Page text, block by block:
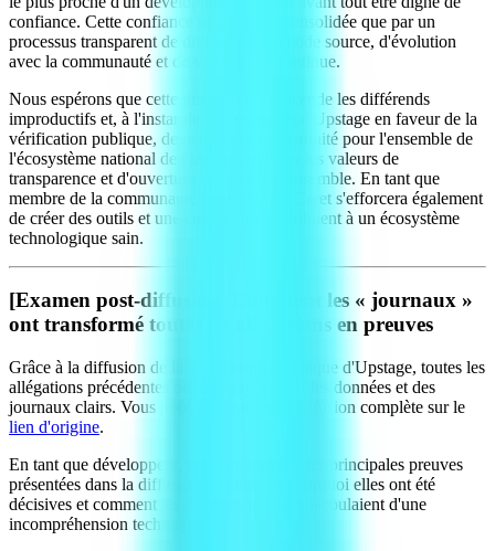
confiance. Cette confiance ne peut être consolidée que par un
processus transparent de divulgation du code source, d'évolution
avec la communauté et de vérification continue.
Nous espérons que cette discussion transcende les différends
improductifs et, à l'instar de l'engagement d'Upstage en faveur de la
vérification publique, devienne une opportunité pour l'ensemble de
l'écosystème national de l'IA de réaffirmer les valeurs de
transparence et d'ouverture et de croître ensemble. En tant que
membre de la communauté open source, Caret s'efforcera également
de créer des outils et une culture qui contribuent à un écosystème
technologique sain.
[Examen post-diffusion] Comment les « journaux »
ont transformé toutes les allégations en preuves
Grâce à la diffusion de la vérification technique d'Upstage, toutes les
allégations précédentes ont été étayées par des données et des
journaux clairs. Vous pouvez regarder la diffusion complète sur le
lien d'origine.
En tant que développeur, voici un résumé des principales preuves
présentées dans la diffusion, expliquant pourquoi elles ont été
décisives et comment les critiques initiales découlaient d'une
incompréhension technique.